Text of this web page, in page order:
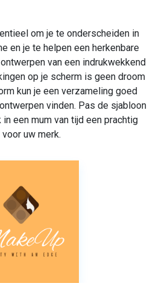
om je te onderscheiden in
en je te helpen een herkenbare
van een indrukwekkend
op je scherm is geen droom
kun je een verzameling goed
vinden. Pas de sjabloon
in een mum van tijd een prachtig
uw merk.